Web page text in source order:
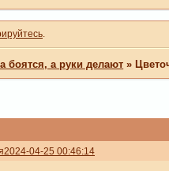
.
боятся, а руки делают »
2024-04-25 00:46:14